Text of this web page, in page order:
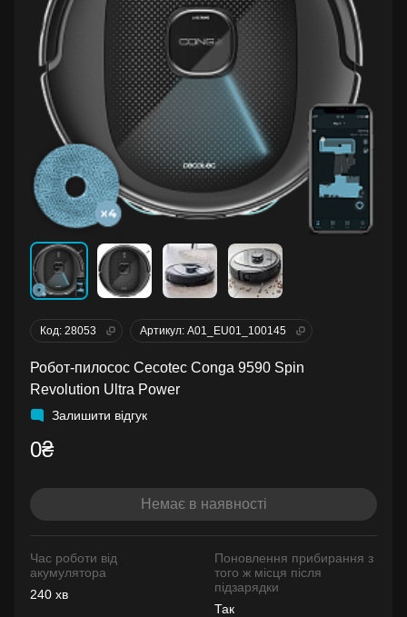
Код: 28053 Артикул: A01_EU01_100145
Робот-пилосос Cecotec Conga 9590 Spin
Revolution Ultra Power
Залишити відгук
0₴
Немає в наявності
Час роботи від
акумулятора
240 хв
Поновлення прибирання з
того ж місця після
підзарядки
Так